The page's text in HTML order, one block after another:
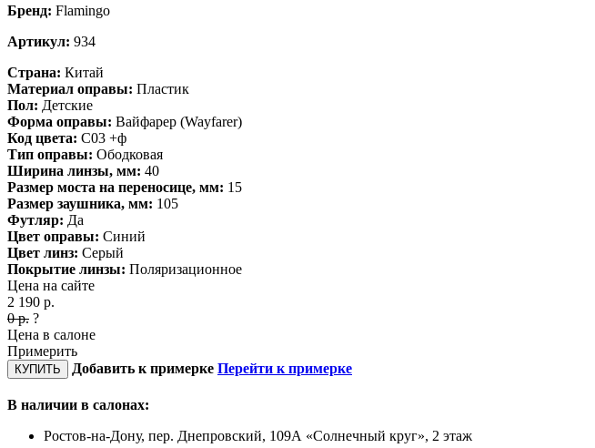
Бренд: Flamingo
Артикул: 934
Страна: Китай
Материал оправы: Пластик
Пол: Детские
Форма оправы: Вайфарер (Wayfarer)
Код цвета: C03 +ф
Тип оправы: Ободковая
Ширина линзы, мм: 40
Размер моста на переносице, мм: 15
Размер заушника, мм: 105
Футляр: Да
Цвет оправы: Синий
Цвет линз: Серый
Покрытие линзы: Поляризационное
Цена на сайте
2 190 р.
0р. ?
Цена в салоне
Примерить
КУПИТЬ Добавить к примерке Перейти к примерке
В наличии в салонах:
Ростов-на-Дону, пер. Днепровский, 109А «Солнечный круг», 2 этаж